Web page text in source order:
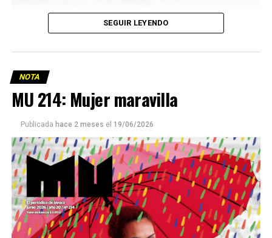
Este número 215 de MU ☝️viene con doble tapa, que
podría ser una frase:
Sin chamuyo, a remarla.
SEGUIR LEYENDO
NOTA
MU 214: Mujer maravilla
Publicada hace 2 meses el 19/06/2026